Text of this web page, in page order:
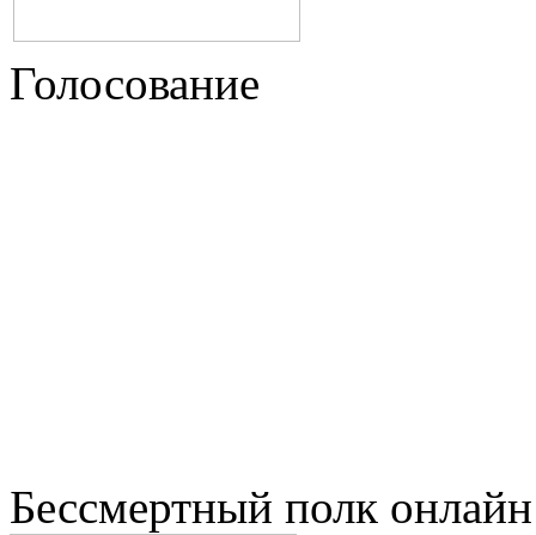
Голосование
Бессмертный полк онлайн